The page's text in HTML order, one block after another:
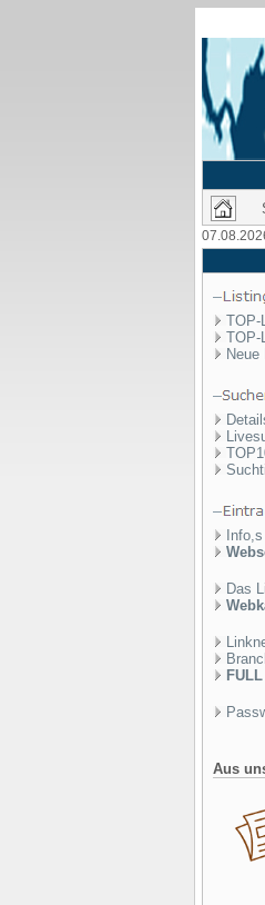
TOP-
TOP-
Neue
Das
Aus